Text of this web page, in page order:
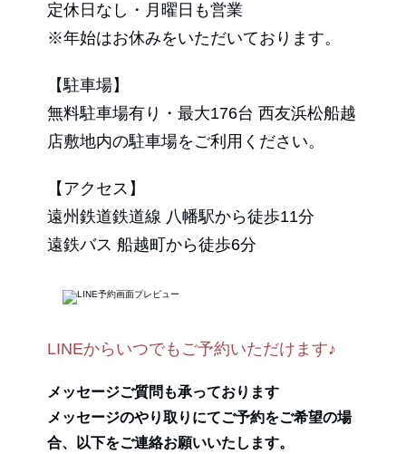
定休日なし・月曜日も営業
※年始はお休みをいただいております。
【駐車場】
無料駐車場有り・最大176台 西友浜松船越
店敷地内の駐車場をご利用ください。
【アクセス】
遠州鉄道鉄道線 八幡駅から徒歩11分
遠鉄バス 船越町から徒歩6分
LINEからいつでもご予約いただけます♪
メッセージご質問も承っております
メッセージのやり取りにてご予約をご希望の場
合、以下をご連絡お願いいたします。